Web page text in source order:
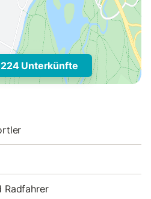
Unterkünfte
Radfahrer